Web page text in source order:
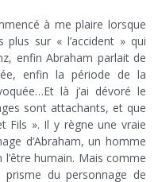
à me plaire lorsque
plus sur « l’accident » qui
enfin Abraham parlait de
enfin la période de la
là j’ai dévoré le
sont attachants, et que
Fils ». Il y règne une vraie
d’Abraham, un homme
humain. Mais comme
du personnage de